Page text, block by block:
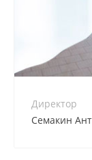
Директор
Семакин